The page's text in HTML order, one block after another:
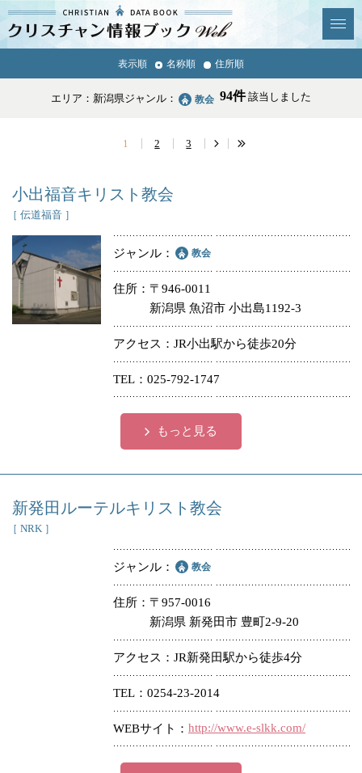
情報ブックとは
News & Topics
ジャンル
学校・幼稚園・神学校
医療・福祉
宿泊・研修施設
フリーワード
表示順 名称順 住所順
エリア：新潟県ジャンル： 教会 94件該当しました
1 2 3
小出福音キリスト教会
［ 伝道福音 ］
ジャンル 教会
住所
〒946-0011
新潟県 魚沼市 小出島1192-3
アクセス JR小出駅から徒歩20分
TEL 025-792-1747
もっと見る
新発田ルーテルキリスト教会
［ NRK ］
ジャンル 教会
住所
〒957-0016
新潟県 新発田市 豊町2-9-20
アクセス JR新発田駅から徒歩4分
TEL 0254-23-2014
WEBサイト http://www.e-slkk.com/